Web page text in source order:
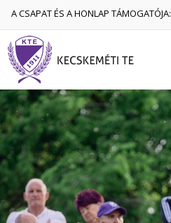
A CSAPAT ÉS A HONLAP TÁMOGATÓJA: